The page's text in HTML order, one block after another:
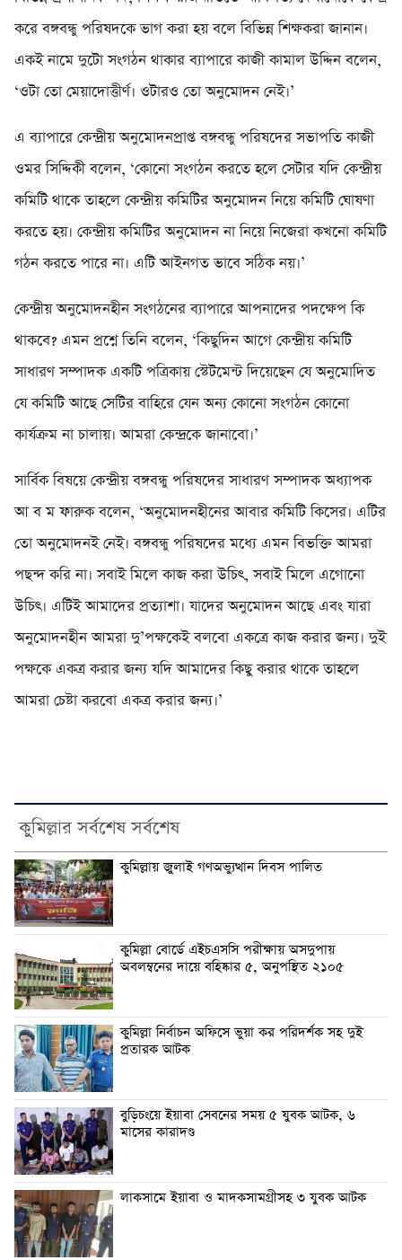
করে বঙ্গবন্ধু পরিষদকে ভাগ করা হয় বলে বিভিন্ন শিক্ষকরা জানান।
একই নামে দুটো সংগঠন থাকার ব্যাপারে কাজী কামাল উদ্দিন বলেন,
‘ওটা তো মেয়াদোত্তীর্ণ। ওটারও তো অনুমোদন নেই।’
এ ব্যাপারে কেন্দ্রীয় অনুমোদনপ্রাপ্ত বঙ্গবন্ধু পরিষদের সভাপতি কাজী
ওমর সিদ্দিকী বলেন, ‘কোনো সংগঠন করতে হলে সেটার যদি কেন্দ্রীয়
কমিটি থাকে তাহলে কেন্দ্রীয় কমিটির অনুমোদন নিয়ে কমিটি ঘোষণা
করতে হয়। কেন্দ্রীয় কমিটির অনুমোদন না নিয়ে নিজেরা কখনো কমিটি
গঠন করতে পারে না। এটি আইনগত ভাবে সঠিক নয়।’
কেন্দ্রীয় অনুমোদনহীন সংগঠনের ব্যাপারে আপনাদের পদক্ষেপ কি
থাকবে? এমন প্রশ্নে তিনি বলেন, ‘কিছুদিন আগে কেন্দ্রীয় কমিটি
সাধারণ সম্পাদক একটি পত্রিকায় স্টেটমেন্ট দিয়েছেন যে অনুমোদিত
যে কমিটি আছে সেটির বাহিরে যেন অন্য কোনো সংগঠন কোনো
কার্যক্রম না চালায়। আমরা কেন্দ্রকে জানাবো।’
সার্বিক বিষয়ে কেন্দ্রীয় বঙ্গবন্ধু পরিষদের সাধারণ সম্পাদক অধ্যাপক
আ ব ম ফারুক বলেন, ‘অনুমোদনহীনের আবার কমিটি কিসের। এটির
তো অনুমোদনই নেই। বঙ্গবন্ধু পরিষদের মধ্যে এমন বিভক্তি আমরা
পছন্দ করি না। সবাই মিলে কাজ করা উচিৎ, সবাই মিলে এগোনো
উচিৎ। এটিই আমাদের প্রত্যাশা। যাদের অনুমোদন আছে এবং যারা
অনুমোদনহীন আমরা দু’পক্ষকেই বলবো একত্রে কাজ করার জন্য। দুই
পক্ষকে একত্র করার জন্য যদি আমাদের কিছু করার থাকে তাহলে
আমরা চেষ্টা করবো একত্র করার জন্য।’
কুমিল্লার সর্বশেষ সর্বশেষ
কুমিল্লায় জুলাই গণঅভ্যুত্থান দিবস পালিত
কুমিল্লা বোর্ডে এইচএসসি পরীক্ষায় অসদুপায়
অবলম্বনের দায়ে বহিষ্কার ৫, অনুপস্থিত ২১০৫
কুমিল্লা নির্বাচন অফিসে ভুয়া কর পরিদর্শক সহ দুই
প্রতারক আটক
বুড়িচংয়ে ইয়াবা সেবনের সময় ৫ যুবক আটক, ৬
মাসের কারাদণ্ড
লাকসামে ইয়াবা ও মাদকসামগ্রীসহ ৩ যুবক আটক